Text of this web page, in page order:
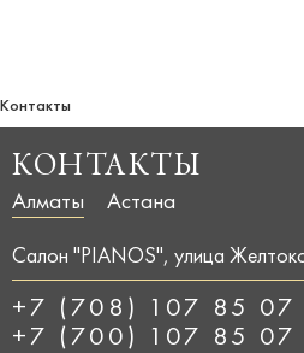
Контакты
КОНТАКТЫ
Алматы Астана
Салон "PIANOS", улица
+7 (708) 107 85 07
+7 (700) 107 85 07